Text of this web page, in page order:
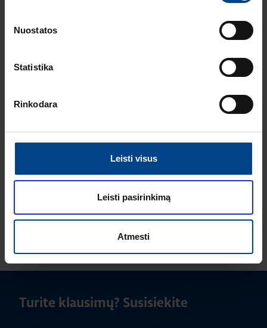
Nuostatos
Statistika
Rinkodara
Leisti visus
Leisti pasirinkimą
Atmesti
instaliacija
GAMINIAI
Berker W.1 cubyko:
tvarumas viename
Turite klausimų? Susisiekite